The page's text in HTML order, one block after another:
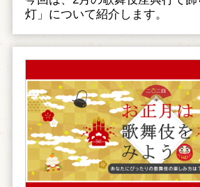
灯」について紹介します。